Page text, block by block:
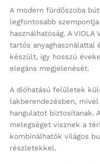
A modern fürdőszoba
legfontosabb
használhatóság. A
tartós anyaghasználattal
készült, így hosszú
elegáns megjelenését.
A dióhatású felületek
lakberendezésben,
hangulatot biztosítanak.
melegséget visznek a
kombinálhatók világos
részletekkel.